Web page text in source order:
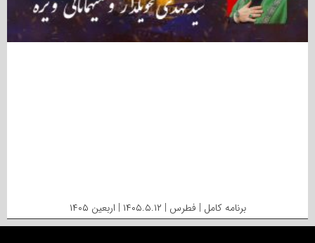
برنامه کامل | فطرس | ۱۴۰۵.۵.۱۲ | اربعین ۱۴۰۵